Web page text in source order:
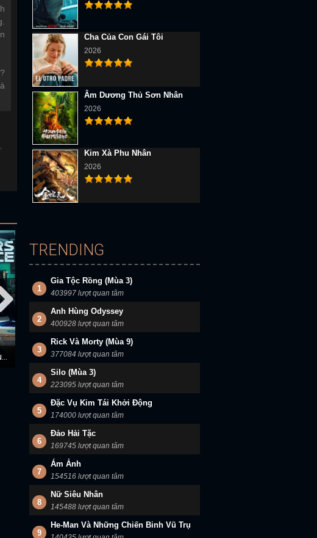
Cặp Đôi Điều Tra (Mùa 2)
Cha Của Con Gái Tôi
2026
Âm Dương Thủ Sơn Nhân
2026
Kim Xà Phu Nhân
2026
TRENDING
1
Gia Tộc Rồng (Mùa 3)
403997 lượt quan tâm
2
Anh Hùng Odyssey
400928 lượt quan tâm
3
Rick Và Morty (Mùa 9)
377084 lượt quan tâm
4
Silo (Mùa 3)
223095 lượt quan tâm
5
Đặc Vụ Kim Tái Khởi Động
174000 lượt quan tâm
6
Đảo Hải Tặc
169745 lượt quan tâm
7
Ám Ảnh
154516 lượt quan tâm
8
Nữ Siêu Nhân
145488 lượt quan tâm
9
He-Man Và Những Chiến Binh Vũ Trụ